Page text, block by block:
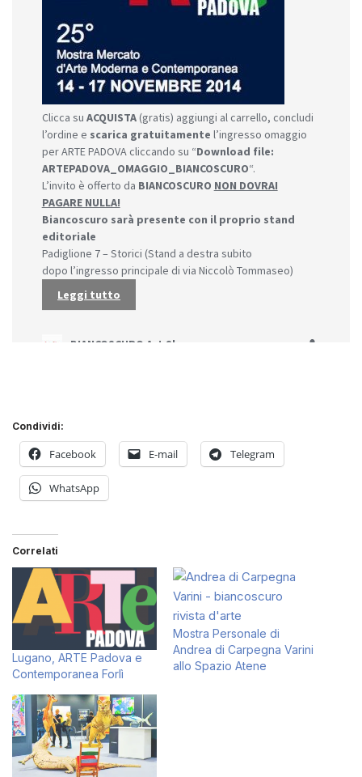
Condividi:
Facebook E-mail Telegram
WhatsApp
Correlati
Lugano, ARTE Padova e
Contemporanea Forlì
Mostra Personale di
Andrea di Carpegna Varini
allo Spazio Atene